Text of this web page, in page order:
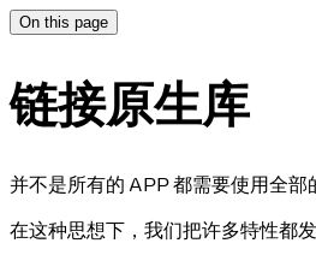
On this page
链接原生库
并不是所有的 APP 都需要使用全
在这种思想下，我们把许多特性都